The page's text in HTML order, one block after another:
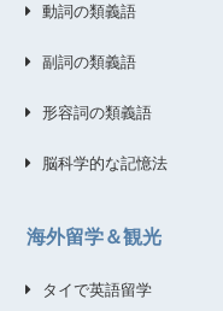
動詞の類義語
副詞の類義語
形容詞の類義語
脳科学的な記憶法
海外留学＆観光
タイで英語留学